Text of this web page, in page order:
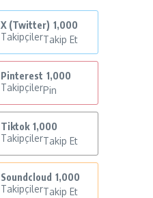
X (Twitter) 1,000
TakipçilerTakip Et
Pinterest 1,000
TakipçilerPin
Tiktok 1,000
TakipçilerTakip Et
Soundcloud 1,000
TakipçilerTakip Et